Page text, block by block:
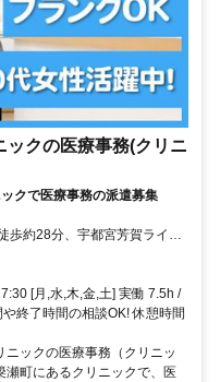
クの医療事務(クリニ
クで医療事務の派遣募集
歩約28分、宇都宮芳賀ライト
幹線 宇都宮西口徒歩約29分
,バイク通勤可,自転車通勤可,
あり,屋外喫煙所あり
[月,水,木,金,土] 実働 7.5h /
終了時間の相談OK! 休憩時間
ックの医療事務（クリニッ
瀬町にあるクリニックで、医